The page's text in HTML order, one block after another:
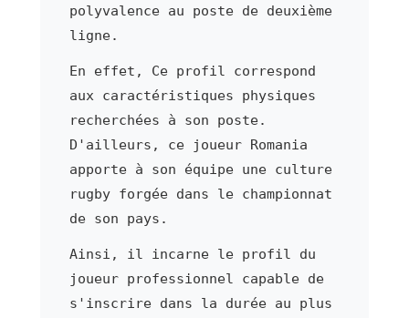
polyvalence au poste de deuxième
ligne.
En effet, Ce profil correspond
aux caractéristiques physiques
recherchées à son poste.
D'ailleurs, ce joueur Romania
apporte à son équipe une culture
rugby forgée dans le championnat
de son pays.
Ainsi, il incarne le profil du
joueur professionnel capable de
s'inscrire dans la durée au plus